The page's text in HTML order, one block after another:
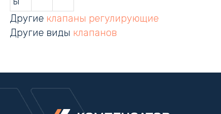
Другие клапаны регулирующие
Другие виды клапанов